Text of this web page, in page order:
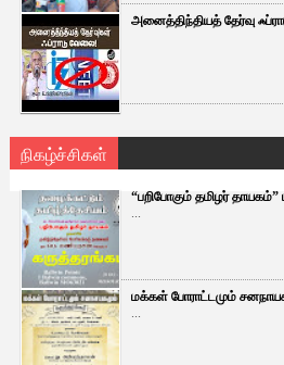
அனைத்திந்தியத் தேர்வு
நிகழ்ச்சிகள்
“பறிபோகும் தமிழர்
...
மக்கள் போராட்டமும்
...